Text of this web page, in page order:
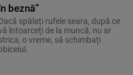
beznă”
spălați rufele seara, după ce
întoarceți de la muncă, nu ar
o vreme, să schimbați